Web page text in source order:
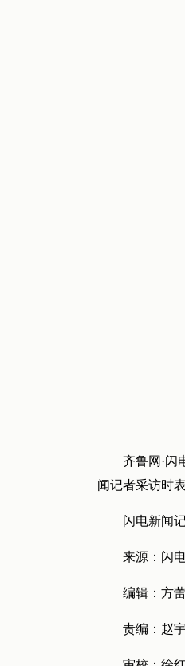
齐鲁网·闪
闻记者采访时
闪电新闻
来源：闪
编辑：方
责编：赵